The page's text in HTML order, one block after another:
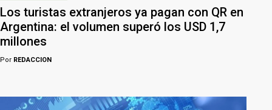
Los turistas extranjeros ya pagan con QR en
Argentina: el volumen superó los USD 1,7
millones
Por REDACCION